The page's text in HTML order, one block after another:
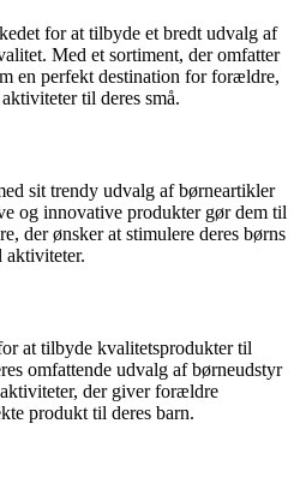
for at tilbyde et bredt udvalg af
Med et sortiment, der omfatter
en perfekt destination for forældre,
til deres små.
sit trendy udvalg af børneartikler
og innovative produkter gør dem til
der ønsker at stimulere deres børns
aktiviteter.
at tilbyde kvalitetsprodukter til
omfattende udvalg af børneudstyr
der giver forældre
produkt til deres barn.